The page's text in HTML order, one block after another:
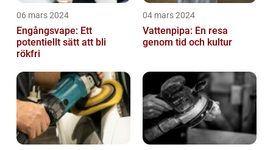
06 mars 2024
Engångsvape: Ett
potentiellt sätt att bli
rökfri
04 mars 2024
Vattenpipa: En resa
genom tid och kultur